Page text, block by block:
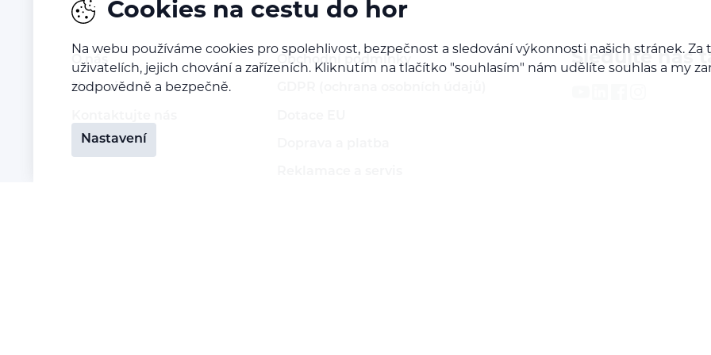
O nás
Naše vize
Kariéra
Obchodní podmínky Sledujte nás
Cookies na cestu do hor
Na webu používáme cookies pro spolehlivost, bezpečnost a sledování výkonnosti našich stránek.
uživatelích, jejich chování a zařízeních. Kliknutím na tlačítko "souhlasím" nám udělíte souhlas a my
zodpovědně a bezpečně.
Nastavení